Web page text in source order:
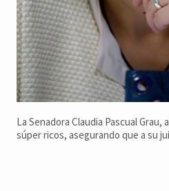
La Senadora Claudia Pascual
súper ricos, asegurando que a su